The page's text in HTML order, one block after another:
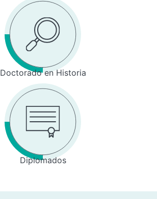
Doctorado en Historia
Diplomados